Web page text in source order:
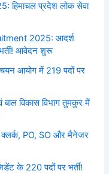
हिमाचल प्रदेश लोक सेवा
2025: आदर्श
आवेदन शुरू
आयोग में 219 पदों पर
विकास विभाग तुमकुर में
PO, SO और मैनेजर
के 220 पदों पर भर्ती!